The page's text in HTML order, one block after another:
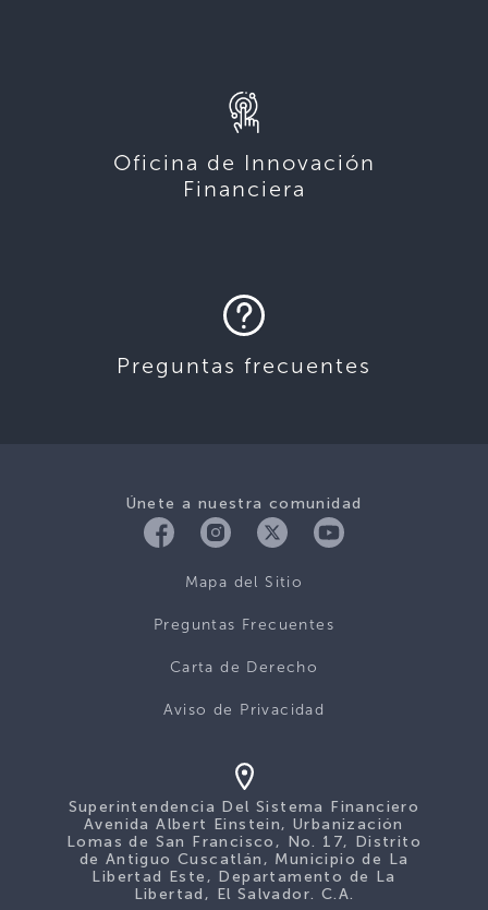
Oficina de Innovación
Financiera
Preguntas frecuentes
Únete a nuestra comunidad
Mapa del Sitio
Preguntas Frecuentes
Carta de Derecho
Aviso de Privacidad
Superintendencia Del Sistema Financiero
Avenida Albert Einstein, Urbanización
Lomas de San Francisco, No. 17, Distrito
de Antiguo Cuscatlán, Municipio de La
Libertad Este, Departamento de La
Libertad, El Salvador. C.A.